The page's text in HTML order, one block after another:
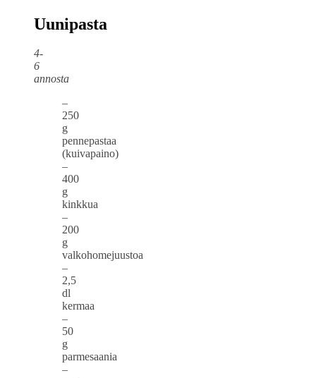
Uunipasta
4-
6
annosta
–
250
g
pennepastaa
(kuivapaino)
–
400
g
kinkkua
–
200
g
valkohomejuustoa
–
2,5
dl
kermaa
–
50
g
parmesaania
–